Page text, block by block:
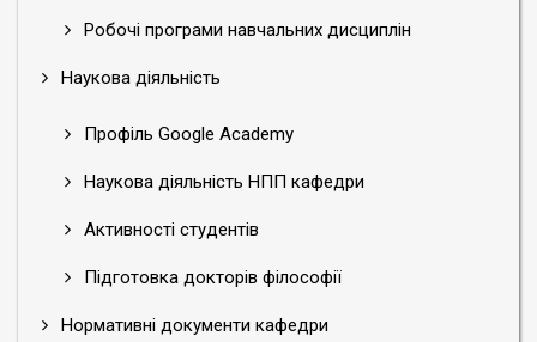
Робочі програми навчальних дисциплін
Наукова діяльність
Профіль Google Academy
Наукова діяльність НПП кафедри
Активності студентів
Підготовка докторів філософії
Нормативні документи кафедри